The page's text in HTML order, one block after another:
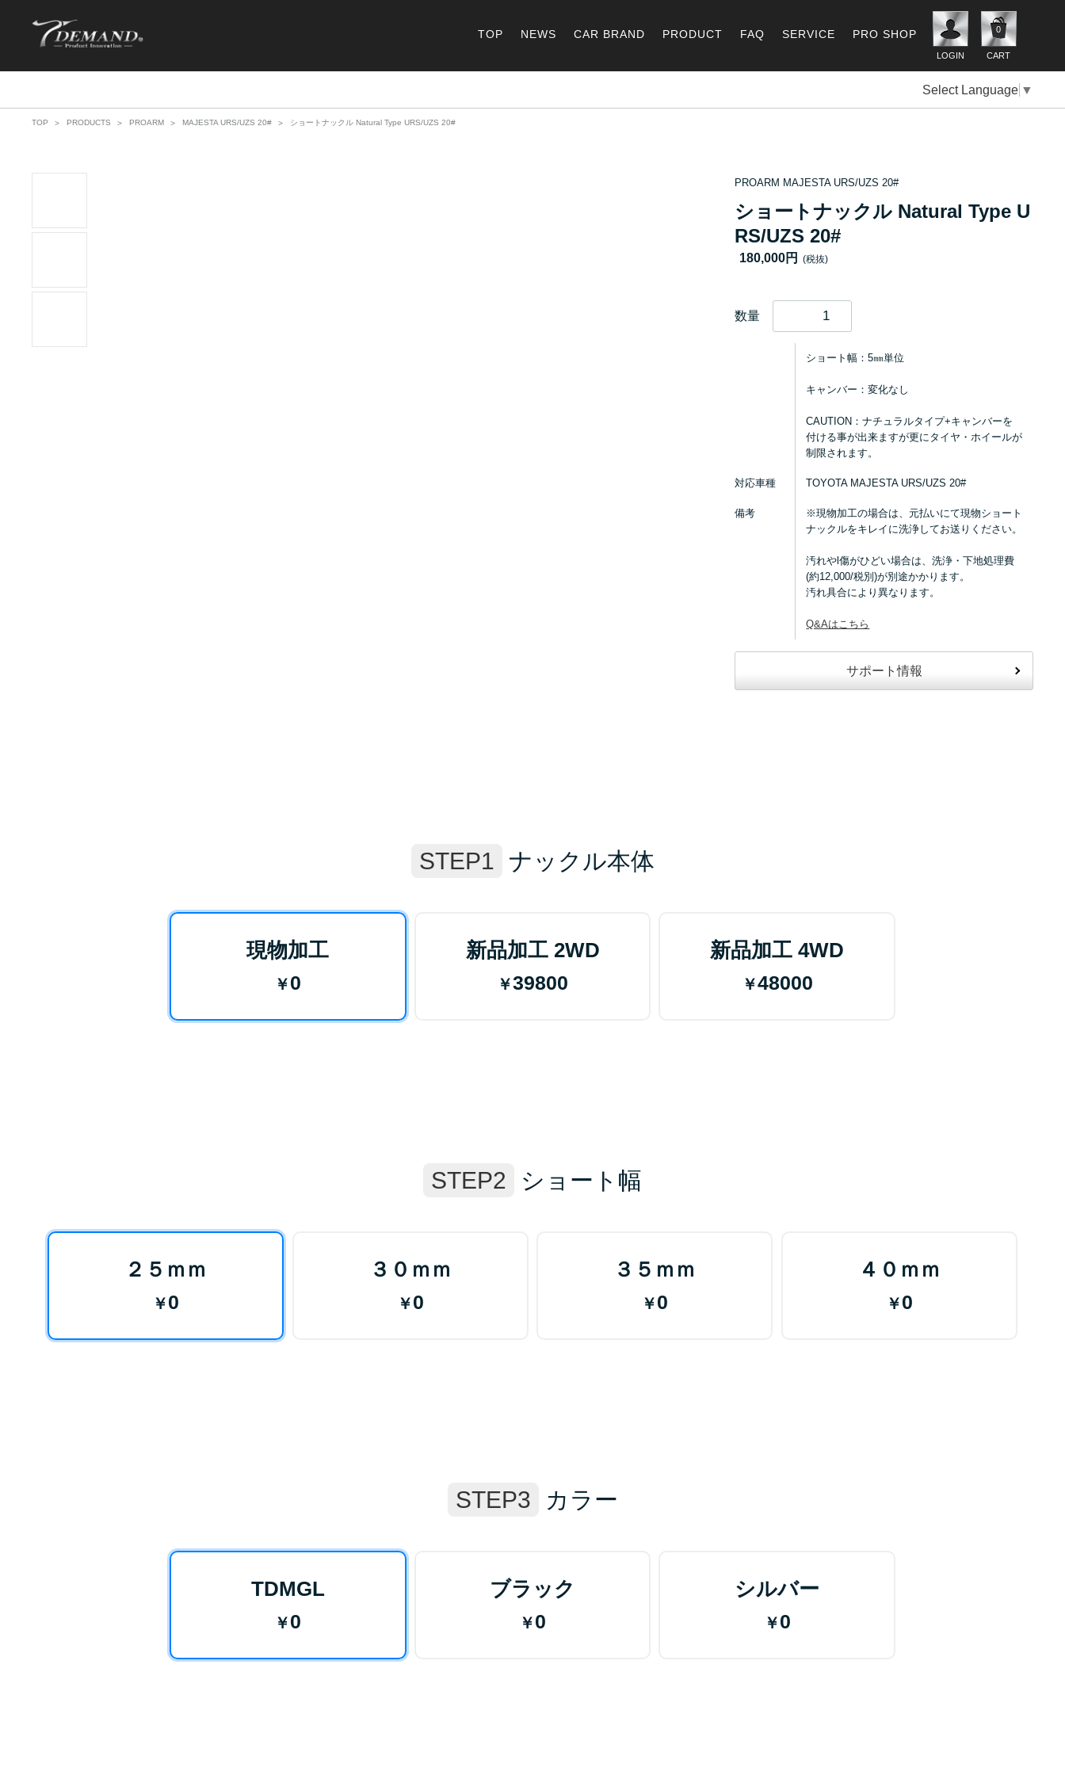
LOGIN
0
CART
TOP NEWS CAR BRAND PRODUCT FAQ SERVICE PRO SHOP
Select Language ▼
TOP PRODUCTS PROARM MAJESTA URS/UZS 20# ショートナックル Natural Type URS/UZS 20#
PROARM MAJESTA URS/UZS 20#
ショートナックル Natural Type U
RS/UZS 20#
180,000円 (税抜)
数量
ショート幅：5㎜単位
キャンバー：変化なし
CAUTION：ナチュラルタイプ+キャンバーを
付ける事が出来ますが更にタイヤ・ホイールが
制限されます。
対応車種 TOYOTA MAJESTA URS/UZS 20#
備考
※現物加工の場合は、元払いにて現物ショート
ナックルをキレイに洗浄してお送りください。
汚れやl傷がひどい場合は、洗浄・下地処理費
(約12,000/税別)が別途かかります。
汚れ具合により異なります。
Q&Aはこちら
サポート情報
STEP1 ナックル本体
現物加工
￥0
新品加工 2WD
￥39800
新品加工 4WD
￥48000
STEP2 ショート幅
２５ｍｍ
￥0
３０ｍｍ
￥0
３５ｍｍ
￥0
４０ｍｍ
￥0
STEP3 カラー
TDMGL
￥0
ブラック
￥0
シルバー
￥0